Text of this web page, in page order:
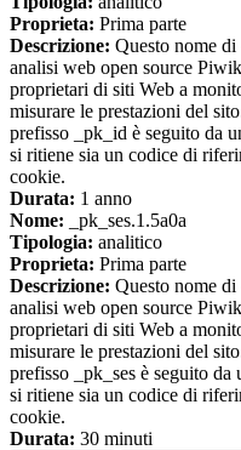
Proprieta: Prima parte
Descrizione: Questo nome
analisi web open source
proprietari di siti Web a
misurare le prestazioni del
prefisso _pk_id è seguito da
si ritiene sia un codice di
cookie.
Durata: 1 anno
Nome: _pk_ses.1.5a0a
Tipologia: analitico
Proprieta: Prima parte
Descrizione: Questo nome
analisi web open source
proprietari di siti Web a
misurare le prestazioni del
prefisso _pk_ses è seguito da
si ritiene sia un codice di
cookie.
Durata: 30 minuti